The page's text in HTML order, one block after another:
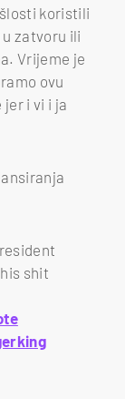
koristili
zatvoru ili
Vrijeme je
ovu
i vi i ja
shit